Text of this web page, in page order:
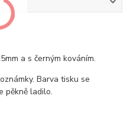
a s černým kováním.
Barva tisku se
pěkně ladilo.